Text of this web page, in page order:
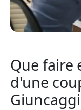
Que faire
d'une